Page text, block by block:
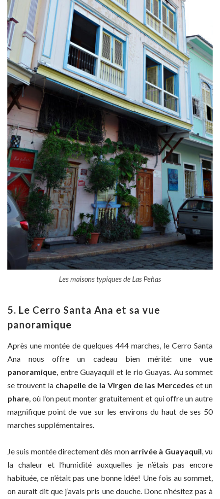
Les maisons typiques de Las Peñas
5. Le Cerro Santa Ana et sa vue
panoramique
Après une montée de quelques 444 marches, le Cerro Santa
Ana nous offre un cadeau bien mérité: une vue
panoramique, entre Guayaquil et le rio Guayas. Au sommet
se trouvent la chapelle de la Virgen de las Mercedes et un
phare, où l’on peut monter gratuitement et qui offre un autre
magnifique point de vue sur les environs du haut de ses 50
marches supplémentaires.
Je suis montée directement dès mon arrivée à Guayaquil, vu
la chaleur et l’humidité auxquelles je n’étais pas encore
habituée, ce n’était pas une bonne idée! Une fois au sommet,
on aurait dit que j’avais pris une douche. Donc n’hésitez pas à